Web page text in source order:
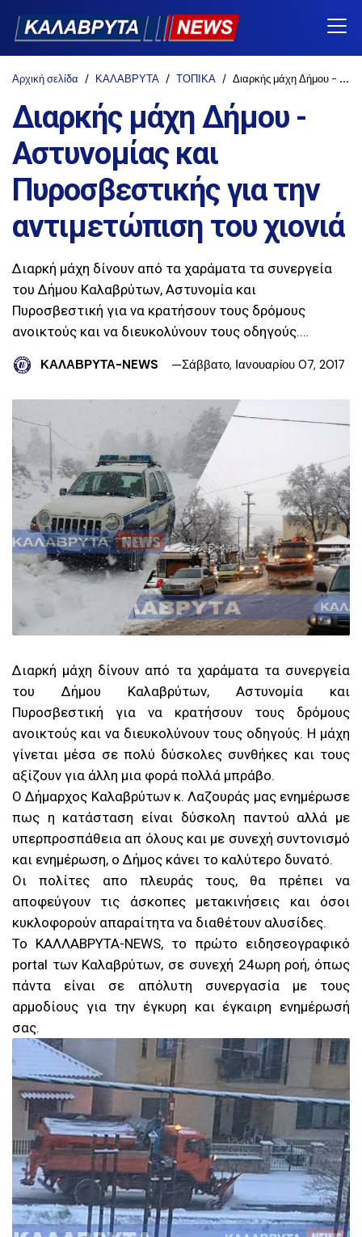
Αρχική σελίδα ΚΑΛΑΒΡΥΤΑ ΤΟΠΙΚΑ Διαρκής μάχη Δήμου - Αστυνομίας και Πυροσβεστικής για την αντιμετώπιση του χιονιά
Διαρκής μάχη Δήμου -
Αστυνομίας και
Πυροσβεστικής για την
αντιμετώπιση του χιονιά
Διαρκή μάχη δίνουν από τα χαράματα τα συνεργεία
του Δήμου Καλαβρύτων, Αστυνομία και
Πυροσβεστική για να κρατήσουν τους δρόμους
ανοικτούς και να διευκολύνουν τους οδηγούς.…
ΚΑΛΑΒΡΥΤΑ-NEWS Σάββατο, Ιανουαρίου 07, 2017
Διαρκή μάχη δίνουν από τα χαράματα τα συνεργεία
του Δήμου Καλαβρύτων, Αστυνομία και
Πυροσβεστική για να κρατήσουν τους δρόμους
ανοικτούς και να διευκολύνουν τους οδηγούς. Η μάχη
γίνεται μέσα σε πολύ δύσκολες συνθήκες και τους
αξίζουν για άλλη μια φορά πολλά μπράβο.
Ο Δήμαρχος Καλαβρύτων κ. Λαζουράς μας ενημέρωσε
πως η κατάσταση είναι δύσκολη παντού αλλά με
υπερπροσπάθεια απ όλους και με συνεχή συντονισμό
και ενημέρωση, ο Δήμος κάνει το καλύτερο δυνατό.
Οι πολίτες απο πλευράς τους, θα πρέπει να
αποφεύγουν τις άσκοπες μετακινήσεις και όσοι
κυκλοφορούν απαραίτητα να διαθέτουν αλυσίδες.
Το ΚΑΛΛΑΒΡΥΤΑ-NEWS, το πρώτο ειδησεογραφικό
portal των Καλαβρύτων, σε συνεχή 24ωρη ροή, όπως
πάντα είναι σε απόλυτη συνεργασία με τους
αρμοδίους για την έγκυρη και έγκαιρη ενημέρωσή
σας.